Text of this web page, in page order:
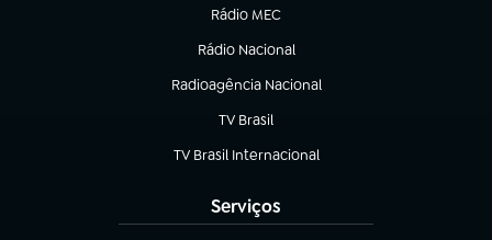
Rádio MEC
(abre em nova aba)
Rádio Nacional
Radioagência Nacional
(abre em nova aba)
TV Brasil
(abre em nova aba)
TV Brasil Internacional
(abre em nova aba)
Serviços